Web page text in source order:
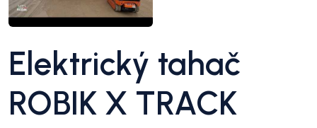
Elektrický tahač
ROBIK X TRACK